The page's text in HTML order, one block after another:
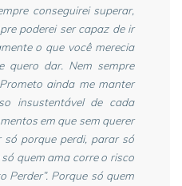
conseguirei superar,
poderei ser capaz de ir
o que você merecia
quero dar. Nem sempre
ainda me manter
insustentável de cada
em que sem querer
porque perdi, parar só
quem ama corre o risco
Perder”. Porque só quem